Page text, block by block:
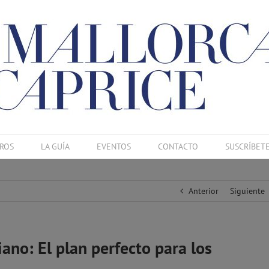
LA GUÍA EVENTOS CONTACTO
Anterior Siguiente
El plan perfecto para los